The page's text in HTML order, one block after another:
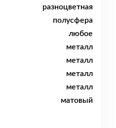
разноцветная
полусфера
любое
металл
металл
металл
металл
матовый